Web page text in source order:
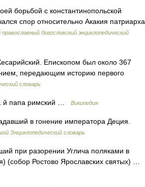
борьбой с константинопольской
спор относительно Акакия патриарха
богословский энциклопедический
Епископом был около 367
передающим историю первого
словарь
й папа римский … Википедия
в гонение императора Деция.
Энциклопедический словарь
при разорении Углича поляками в
(собор Ростово Ярославских святых) …